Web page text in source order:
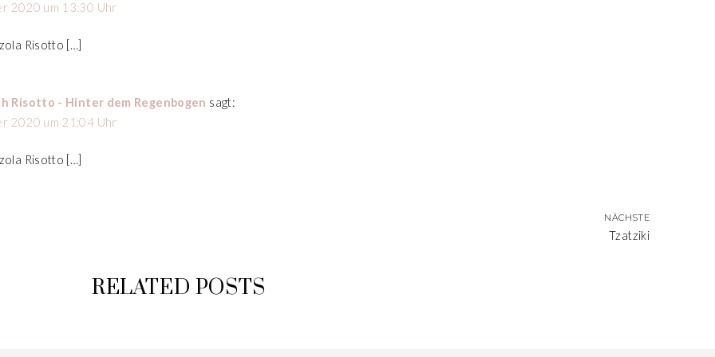
2020 um 13:30 Uhr
Risotto […]
Risotto - Hinter dem Regenbogen sagt:
2020 um 21:04 Uhr
Risotto […]
NÄCHSTE
Tzatziki
RELATED POSTS